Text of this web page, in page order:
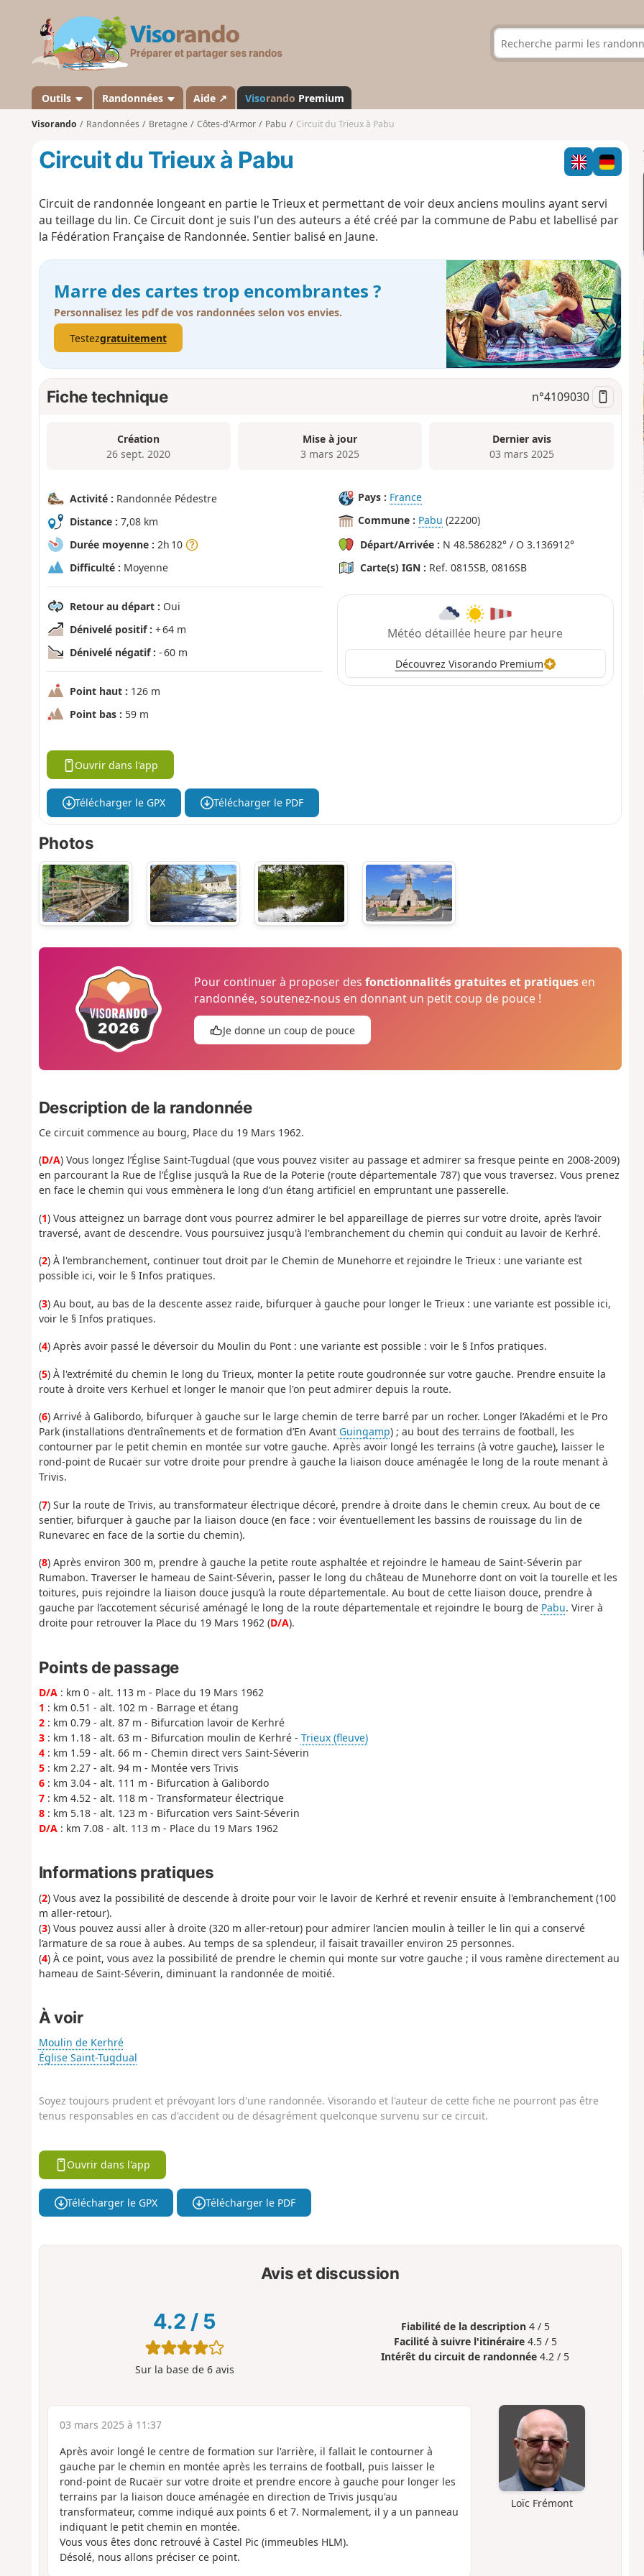
s
a
n
d
Outils Randonnées Aide ↗ Visorando Premium
Visorando Randonnées Bretagne Côtes-d'Armor Pabu Circuit du Trieux à Pabu
Circuit du Trieux à Pabu
Circuit de randonnée longeant en partie le Trieux et permettant de voir deux anciens moulins ayant servi
au teillage du lin. Ce Circuit dont je suis l'un des auteurs a été créé par la commune de Pabu et labellisé par
la Fédération Française de Randonnée. Sentier balisé en Jaune.
Marre des cartes trop encombrantes ?
Personnalisez les pdf de vos randonnées selon vos envies.
Testezgratuitement
Fiche technique n°4109030
Création
26 sept. 2020
Mise à jour
3 mars 2025
Dernier avis
03 mars 2025
Activité : Randonnée Pédestre
Distance : 7,08 km
Durée moyenne : 2h 10
Difficulté : Moyenne
Retour au départ : Oui
Dénivelé positif : + 64 m
Dénivelé négatif : - 60 m
Point haut : 126 m
Point bas : 59 m
Pays : France
Commune : Pabu (22200)
Départ/Arrivée : N 48.586282° / O 3.136912°
Carte(s) IGN : Ref. 0815SB, 0816SB
Météo détaillée heure par heure
Découvrez Visorando Premium
Ouvrir dans l'app
Télécharger le GPX Télécharger le PDF
Photos
Pour continuer à proposer desfonctionnalités gratuites et pratiques en
randonnée, soutenez-nous en donnant un petit coup de pouce !
Je donne un coup de pouce
Description de la randonnée
Ce circuit commence au bourg, Place du 19 Mars 1962.
(D/A) Vous longez l’Église Saint-Tugdual (que vous pouvez visiter au passage et admirer sa fresque peinte en 2008-2009)
en parcourant la Rue de l’Église jusqu’à la Rue de la Poterie (route départementale 787) que vous traversez. Vous prenez
en face le chemin qui vous emmènera le long d’un étang artificiel en empruntant une passerelle.
(1) Vous atteignez un barrage dont vous pourrez admirer le bel appareillage de pierres sur votre droite, après l’avoir
traversé, avant de descendre. Vous poursuivez jusqu'à l'embranchement du chemin qui conduit au lavoir de Kerhré.
(2) À l'embranchement, continuer tout droit par le Chemin de Munehorre et rejoindre le Trieux : une variante est
possible ici, voir le § Infos pratiques.
(3) Au bout, au bas de la descente assez raide, bifurquer à gauche pour longer le Trieux : une variante est possible ici,
voir le § Infos pratiques.
(4) Après avoir passé le déversoir du Moulin du Pont : une variante est possible : voir le § Infos pratiques.
(5) À l'extrémité du chemin le long du Trieux, monter la petite route goudronnée sur votre gauche. Prendre ensuite la
route à droite vers Kerhuel et longer le manoir que l'on peut admirer depuis la route.
(6) Arrivé à Galibordo, bifurquer à gauche sur le large chemin de terre barré par un rocher. Longer l’Akadémi et le Pro
Park (installations d’entraînements et de formation d’En Avant Guingamp) ; au bout des terrains de football, les
contourner par le petit chemin en montée sur votre gauche. Après avoir longé les terrains (à votre gauche), laisser le
rond-point de Rucaër sur votre droite pour prendre à gauche la liaison douce aménagée le long de la route menant à
Trivis.
(7) Sur la route de Trivis, au transformateur électrique décoré, prendre à droite dans le chemin creux. Au bout de ce
sentier, bifurquer à gauche par la liaison douce (en face : voir éventuellement les bassins de rouissage du lin de
Runevarec en face de la sortie du chemin).
(8) Après environ 300 m, prendre à gauche la petite route asphaltée et rejoindre le hameau de Saint-Séverin par
Rumabon. Traverser le hameau de Saint-Séverin, passer le long du château de Munehorre dont on voit la tourelle et les
toitures, puis rejoindre la liaison douce jusqu’à la route départementale. Au bout de cette liaison douce, prendre à
gauche par l’accotement sécurisé aménagé le long de la route départementale et rejoindre le bourg de Pabu. Virer à
droite pour retrouver la Place du 19 Mars 1962 (D/A).
Points de passage
D/A: km 0 - alt. 113 m - Place du 19 Mars 1962
1 : km 0.51 - alt. 102 m - Barrage et étang
2: km 0.79 - alt. 87 m - Bifurcation lavoir de Kerhré
3: km 1.18 - alt. 63 m - Bifurcation moulin de Kerhré - Trieux (fleuve)
4: km 1.59 - alt. 66 m - Chemin direct vers Saint-Séverin
5: km 2.27 - alt. 94 m - Montée vers Trivis
6: km 3.04 - alt. 111 m - Bifurcation à Galibordo
7: km 4.52 - alt. 118 m - Transformateur électrique
8: km 5.18 - alt. 123 m - Bifurcation vers Saint-Séverin
D/A: km 7.08 - alt. 113 m - Place du 19 Mars 1962
Informations pratiques
(2) Vous avez la possibilité de descende à droite pour voir le lavoir de Kerhré et revenir ensuite à l'embranchement (100
m aller-retour).
(3) Vous pouvez aussi aller à droite (320 m aller-retour) pour admirer l’ancien moulin à teiller le lin qui a conservé
l’armature de sa roue à aubes. Au temps de sa splendeur, il faisait travailler environ 25 personnes.
(4) À ce point, vous avez la possibilité de prendre le chemin qui monte sur votre gauche ; il vous ramène directement au
hameau de Saint-Séverin, diminuant la randonnée de moitié.
À voir
Moulin de Kerhré
Église Saint-Tugdual
Soyez toujours prudent et prévoyant lors d'une randonnée. Visorando et l'auteur de cette fiche ne pourront pas être
tenus responsables en cas d'accident ou de désagrément quelconque survenu sur ce circuit.
Ouvrir dans l'app
Télécharger le GPX Télécharger le PDF
Avis et discussion
4.2 / 5
Sur la base de 6avis
Fiabilité de la description 4 / 5
Facilité à suivre l'itinéraire 4.5 / 5
Intérêt du circuit de randonnée 4.2 / 5
Loïc Frémont
03 mars 2025 à 11:37
Après avoir longé le centre de formation sur l'arrière, il fallait le contourner à
gauche par le chemin en montée après les terrains de football, puis laisser le
rond-point de Rucaër sur votre droite et prendre encore à gauche pour longer les
terrains par la liaison douce aménagée en direction de Trivis jusqu'au
transformateur, comme indiqué aux points 6 et 7. Normalement, il y a un panneau
indiquant le petit chemin en montée.
Vous vous êtes donc retrouvé à Castel Pic (immeubles HLM).
Désolé, nous allons préciser ce point.